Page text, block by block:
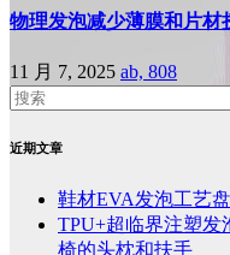
物理发泡减少薄膜和片材
11 月 7, 2025 ab, 808
近期文章
鞋材EVA发泡工艺
TPU+超临界注塑发
椅的头枕和扶手